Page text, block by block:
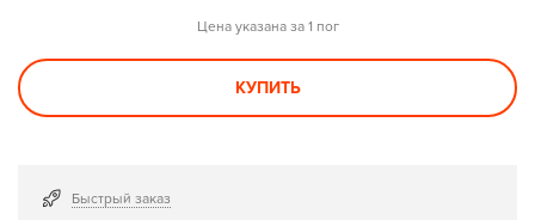
Цена указана за 1 пог
КУПИТЬ
Быстрый заказ